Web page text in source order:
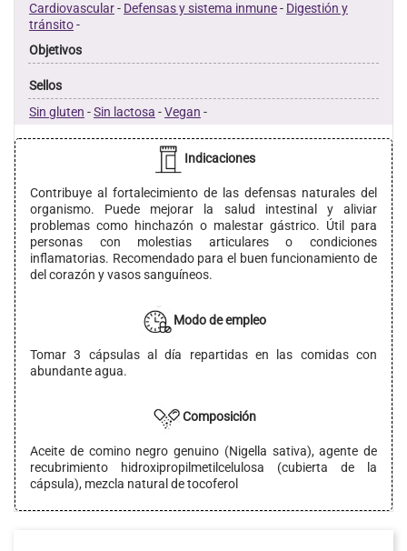
Cardiovascular- Defensas y sistema inmune- Digestión y
tránsito-
Objetivos
Sellos
Sin gluten -Sin lactosa -Vegan -
Indicaciones
Contribuye al fortalecimiento de las defensas naturales del
organismo. Puede mejorar la salud intestinal y aliviar
problemas como hinchazón o malestar gástrico. Útil para
personas con molestias articulares o condiciones
inflamatorias. Recomendado para el buen funcionamiento de
del corazón y vasos sanguíneos.
Modo de empleo
Tomar 3 cápsulas al día repartidas en las comidas con
abundante agua.
Composición
Aceite de comino negro genuino (Nigella sativa), agente de
recubrimiento hidroxipropilmetilcelulosa (cubierta de la
cápsula), mezcla natural de tocoferol